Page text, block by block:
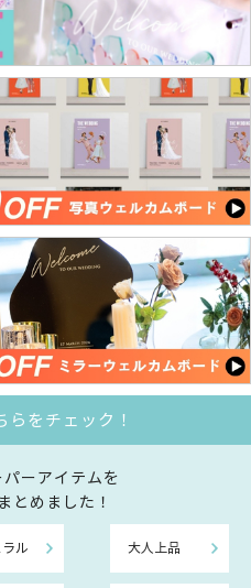
をチェック！
ーアイテムを
とめました！
ル 大人上品